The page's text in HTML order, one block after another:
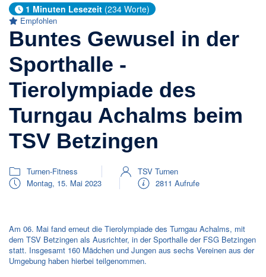
1 Minuten Lesezeit (234 Worte)
Empfohlen
Buntes Gewusel in der
Sporthalle -
Tierolympiade des
Turngau Achalms beim
TSV Betzingen
Turnen-Fitness
TSV Turnen
Montag, 15. Mai 2023
2811 Aufrufe
Am 06. Mai fand erneut die Tierolympiade des Turngau Achalms, mit
dem TSV Betzingen als Ausrichter, in der Sporthalle der FSG Betzingen
statt. Insgesamt 160 Mädchen und Jungen aus sechs Vereinen aus der
Umgebung haben hierbei teilgenommen.